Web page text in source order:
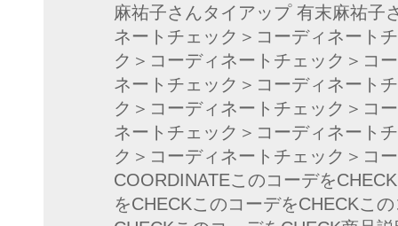
麻祐子さんタイアップ 有末麻祐子
ネートチェック＞コーディネート
ク＞コーディネートチェック＞コ
ネートチェック＞コーディネート
ク＞コーディネートチェック＞コ
ネートチェック＞コーディネート
ク＞コーディネートチェック＞コ
COORDINATEこのコーデを
をCHECKこのコーデをCHECKこ